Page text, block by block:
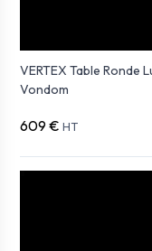
VERTEX Table Ronde
Vondom
609 € HT